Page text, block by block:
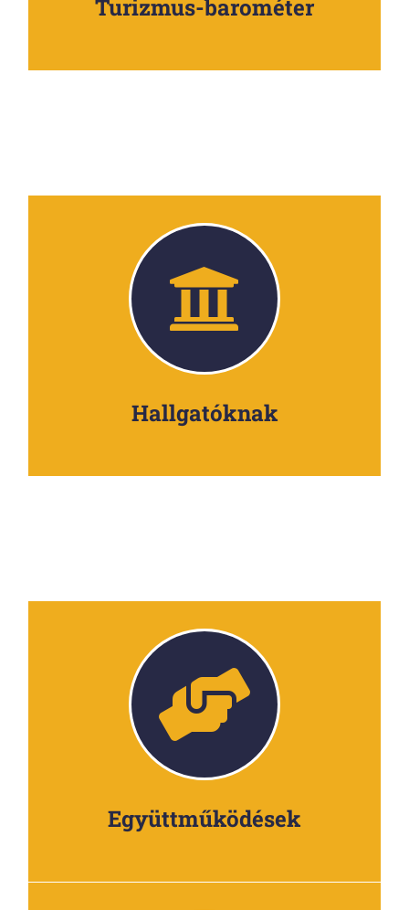
Turizmus-barométer
Hallgatóknak
Együttműködések